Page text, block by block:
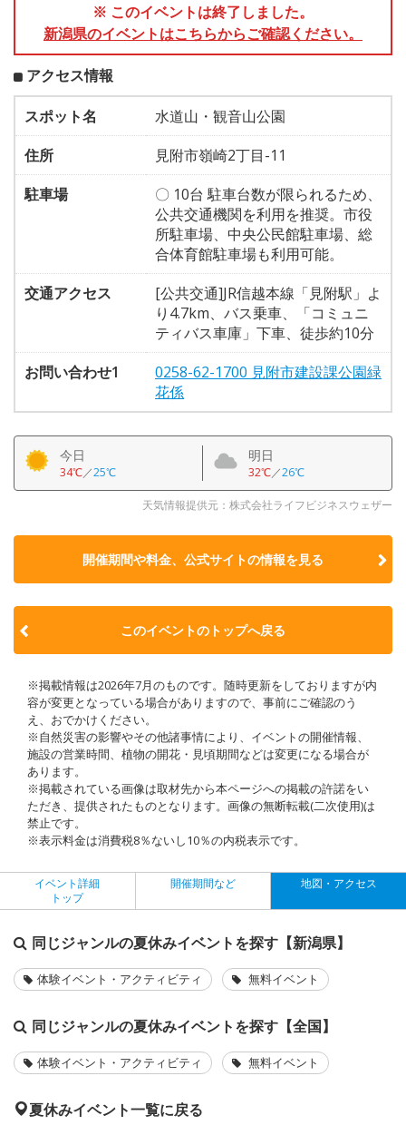
※ このイベントは終了しました。
新潟県のイベントはこちらからご確認ください。
アクセス情報
スポット名
水道山・観音山公園
住所
見附市嶺崎2丁目-11
駐車場
〇 10台 駐車台数が限られるため、
公共交通機関を利用を推奨。市役
所駐車場、中央公民館駐車場、総
合体育館駐車場も利用可能。
交通アクセス
[公共交通]JR信越本線「見附駅」よ
り4.7km、バス乗車、「コミュニ
ティバス車庫」下車、徒歩約10分
お問い合わせ1
0258-62-1700 見附市建設課公園緑
花係
今日
34℃／25℃
明日
32℃／26℃
天気情報提供元：株式会社ライフビジネスウェザー
開催期間や料金、公式サイトの情報を見る
このイベントのトップへ戻る
※掲載情報は2026年7月のものです。随時更新をしておりますが内
容が変更となっている場合がありますので、事前にご確認のう
え、おでかけください。
※自然災害の影響やその他諸事情により、イベントの開催情報、
施設の営業時間、植物の開花・見頃期間などは変更になる場合が
あります。
※掲載されている画像は取材先から本ページへの掲載の許諾をい
ただき、提供されたものとなります。画像の無断転載(二次使用)は
禁止です。
※表示料金は消費税8％ないし10％の内税表示です。
イベント詳細
トップ
開催期間など 地図・アクセス
同じジャンルの夏休みイベントを探す【新潟県】
体験イベント・アクティビティ 無料イベント
同じジャンルの夏休みイベントを探す【全国】
体験イベント・アクティビティ 無料イベント
夏休みイベント一覧に戻る